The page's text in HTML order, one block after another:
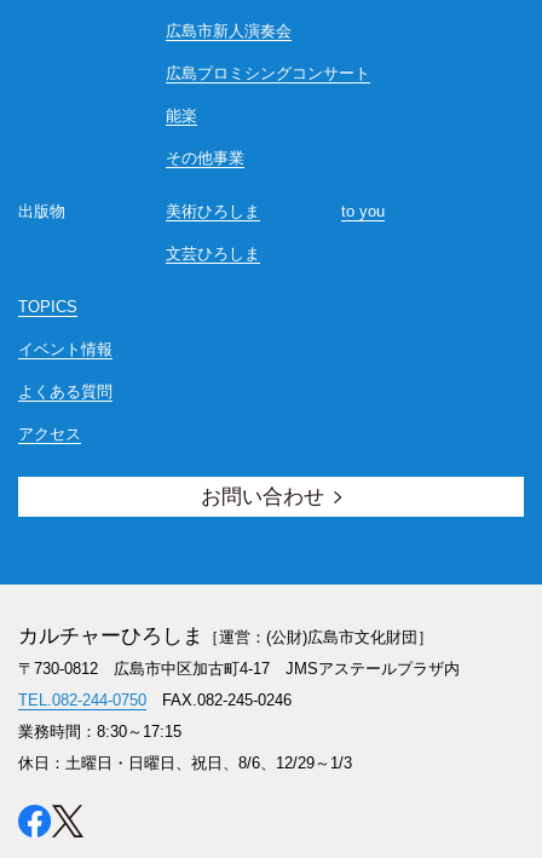
広島市新人演奏会
広島プロミシングコンサート
能楽
その他事業
出版物 美術ひろしま
文芸ひろしま
to you
TOPICS
イベント情報
よくある質問
アクセス
お問い合わせ
カルチャーひろしま
［運営：(公財)広島市文化財団］
〒730-0812 広島市中区加古町4-17 JMSアステールプラザ内
TEL.082-244-0750FAX.082-245-0246
業務時間：8:30～17:15
休日：土曜日・日曜日、祝日、8/6、12/29～1/3